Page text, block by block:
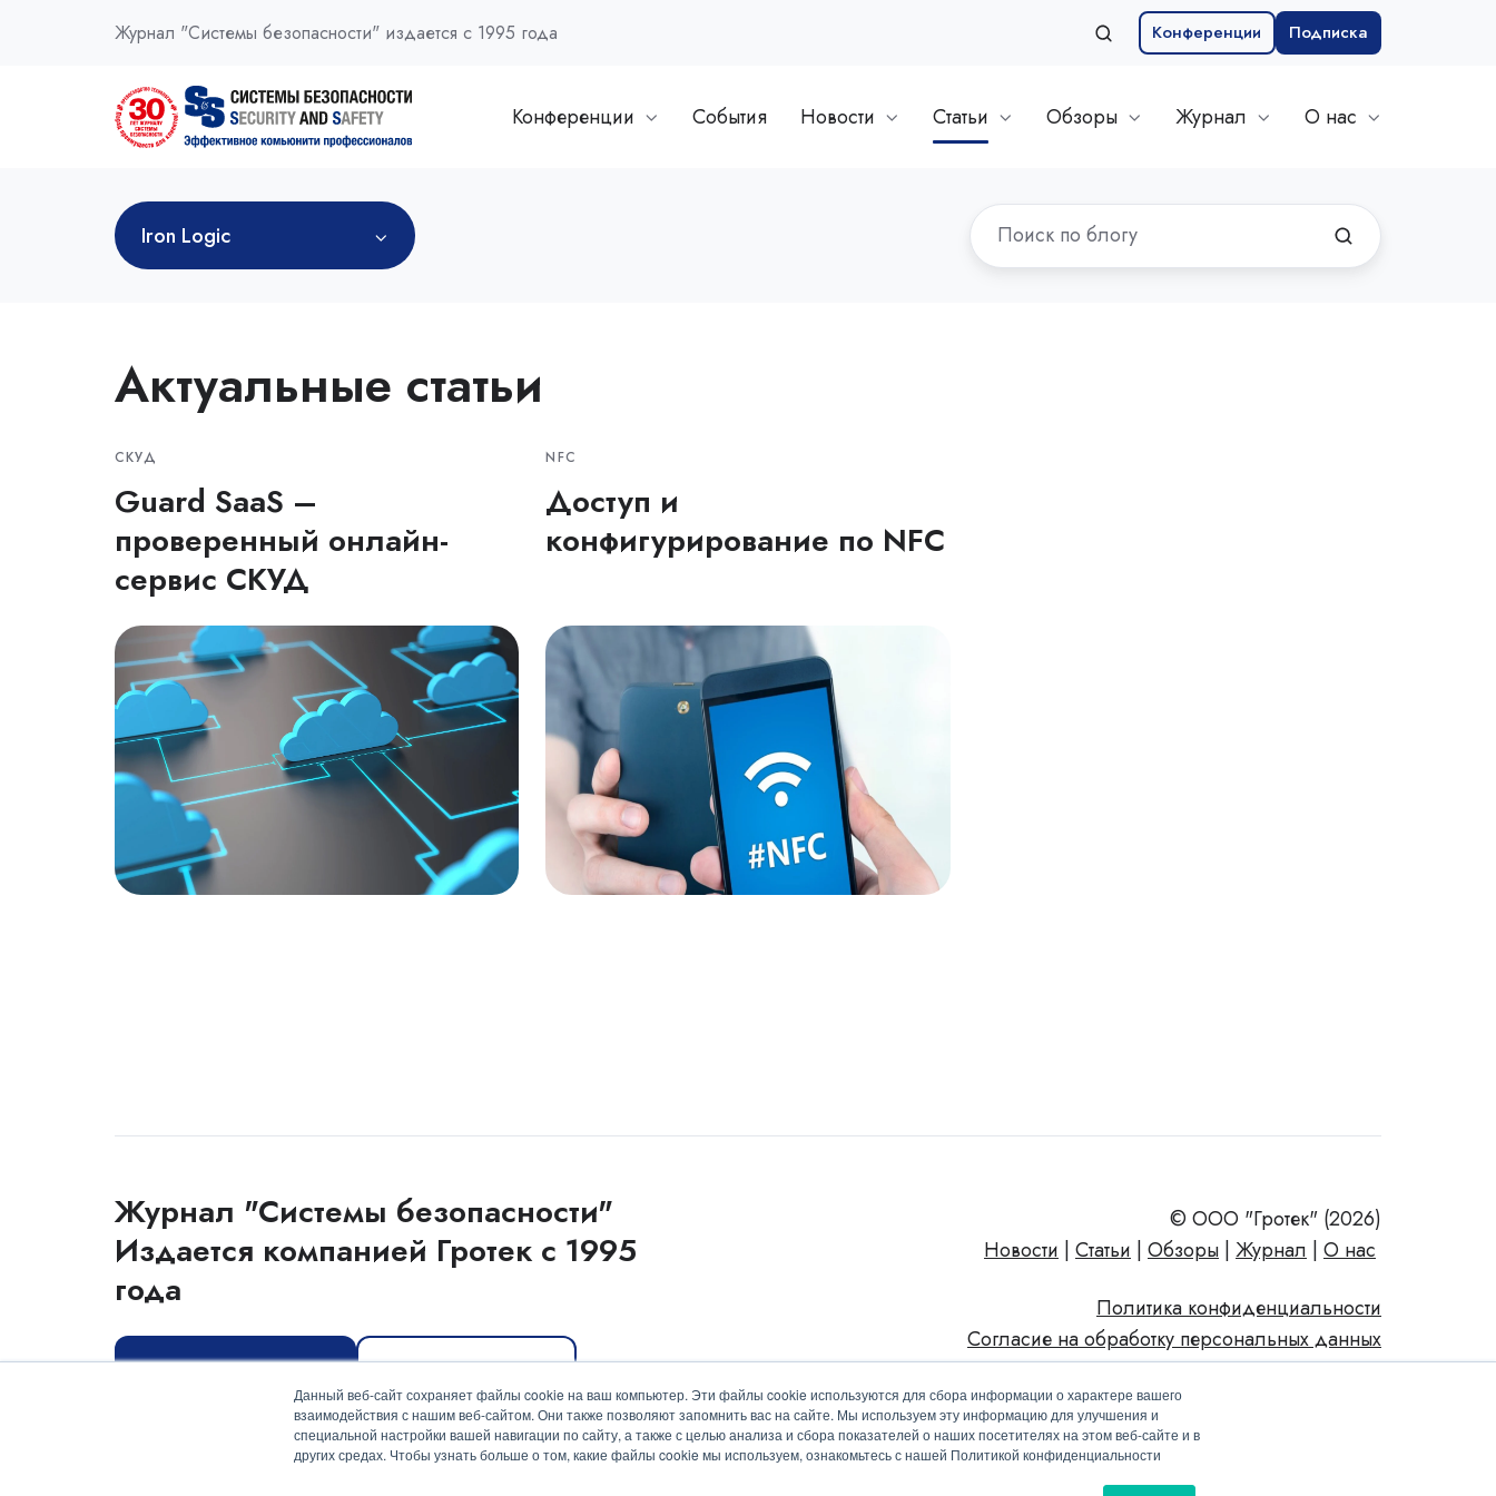
Данный веб-сайт сохраняет файлы cookie на ваш компьютер. Эти файлы cookie используются для сбора информации о характере вашего
взаимодействия с нашим веб-сайтом. Они также позволяют запомнить вас на сайте. Мы используем эту информацию для улучшения и
специальной настройки вашей навигации по сайту, а также с целью анализа и сбора показателей о наших посетителях на этом веб-сайте и в
других средах. Чтобы узнать больше о том, какие файлы cookie мы используем, ознакомьтесь с нашей Политикой конфиденциальности
Журнал "Системы безопасности" издается с 1995 года Конференции Подписка
Конференции События Новости Статьи Обзоры Журнал О нас
Iron Logic
Актуальные статьи
СКУД
Guard SaaS –
проверенный онлайн-
сервис СКУД
NFC
Доступ и
конфигурирование по NFC
Журнал "Системы безопасности"
Издается компанией Гротек с 1995
года
Оформить подписку Скачать медиакит
© ООО "Гротек" (2026)
Новости Статьи Обзоры Журнал О нас
Политика конфиденциальности
Согласие на обработку персональных данных